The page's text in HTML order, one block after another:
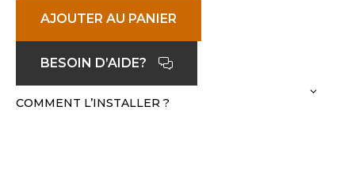
AJOUTER AU PANIER
BESOIN D’AIDE?
COMMENT L’INSTALLER ?